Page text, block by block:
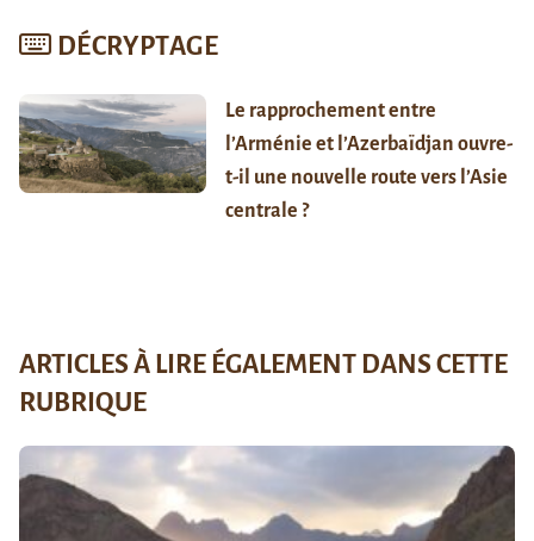
DÉCRYPTAGE
Le rapprochement entre
l’Arménie et l’Azerbaïdjan ouvre-
t-il une nouvelle route vers l’Asie
centrale ?
ARTICLES À LIRE ÉGALEMENT DANS CETTE
RUBRIQUE